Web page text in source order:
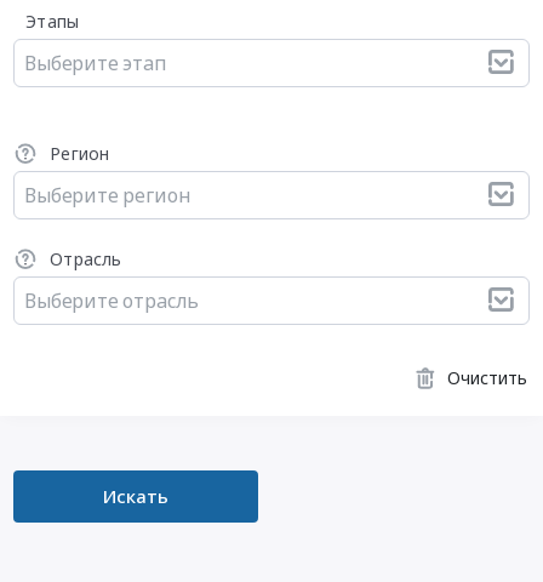
Этапы
Выберите этап
Регион
Выберите регион
Отрасль
Выберите отрасль
Очистить
Искать